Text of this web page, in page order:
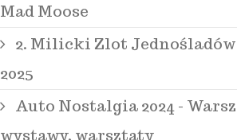
Mad Moose
2. Milicki Zlot
2025
Auto Nostalgia 2024 -
wystawy, warsztaty